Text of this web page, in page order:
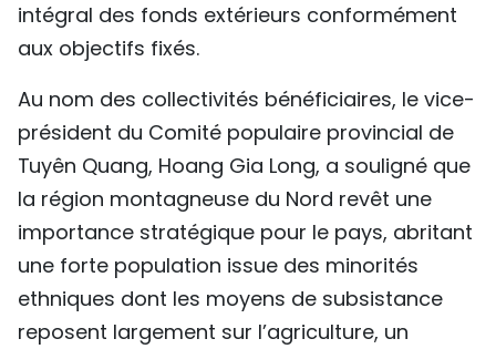
intégral des fonds extérieurs conformément
aux objectifs fixés.
Au nom des collectivités bénéficiaires, le vice-
président du Comité populaire provincial de
Tuyên Quang, Hoang Gia Long, a souligné que
la région montagneuse du Nord revêt une
importance stratégique pour le pays, abritant
une forte population issue des minorités
ethniques dont les moyens de subsistance
reposent largement sur l’agriculture, un